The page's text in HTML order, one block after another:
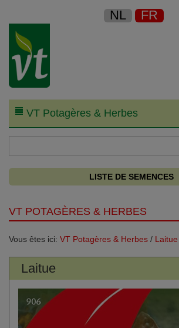
NL FR
VT Potagères & Herbes
LISTE DE SEMENCES
VT POTAGÈRES & HERBES
Vous êtes ici: VT Potagères & Herbes / Laitue
Laitue